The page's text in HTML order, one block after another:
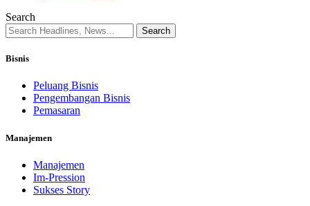
Search
Bisnis
Peluang Bisnis
Pengembangan Bisnis
Pemasaran
Manajemen
Manajemen
Im-Pression
Sukses Story